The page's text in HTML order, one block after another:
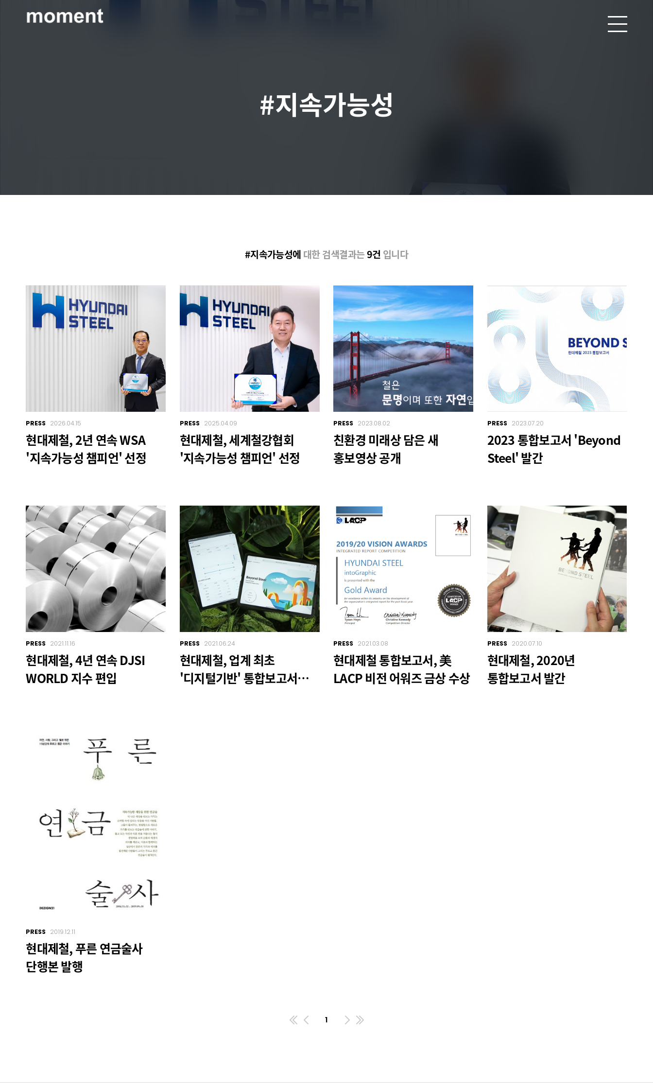
#지속가능성
#지속가능성에 대한 검색결과는9건 입니다
PRESS 2026.04.15
현대제철, 2년 연속 WSA
'지속가능성 챔피언' 선정
PRESS 2025.04.09
현대제철, 세계철강협회
'지속가능성 챔피언' 선정
PRESS 2023.08.02
친환경 미래상 담은 새
홍보영상 공개
PRESS 2023.07.20
2023 통합보고서 'Beyond
Steel' 발간
PRESS 2021.11.16
현대제철, 4년 연속 DJSI
WORLD 지수 편입
PRESS 2021.06.24
현대제철, 업계 최초
'디지털기반' 통합보고서
PRESS 2021.03.08
현대제철 통합보고서, 美
LACP 비전 어워즈 금상 수상
PRESS 2020.07.10
현대제철, 2020년
통합보고서 발간
PRESS 2019.12.11
현대제철, 푸른 연금술사
단행본 발행
첫번째페이지 1 마지막페이지